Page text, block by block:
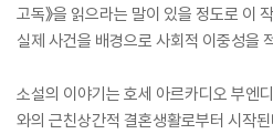
고독》을 읽으라는 말이 있을 정도로 이
실제 사건을 배경으로 사회적 이중성을
소설의 이야기는 호세 아르카디오 부엔
와의 근친상간적 결혼생활로부터 시작